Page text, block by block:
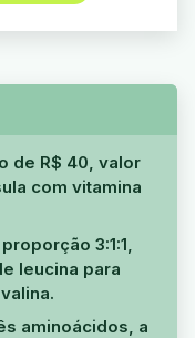
de R$ 40, valor
com vitamina
proporção 3:1:1,
leucina para
aminoácidos, a